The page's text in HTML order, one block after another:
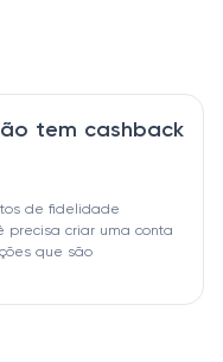
tem cashback
de fidelidade
precisa criar uma conta
que são